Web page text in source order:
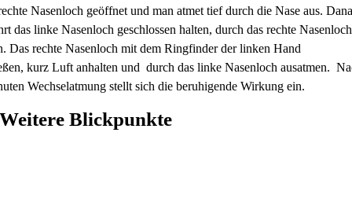
Nasenloch geöffnet und man atmet tief durch die Nase aus.
das linke Nasenloch geschlossen halten, durch das rechte Nasenloch
Das rechte Nasenloch mit dem Ringfinder der linken Hand
kurz Luft anhalten und durch das linke Nasenloch ausatmen.
Wechselatmung stellt sich die beruhigende Wirkung ein.
Weitere Blickpunkte